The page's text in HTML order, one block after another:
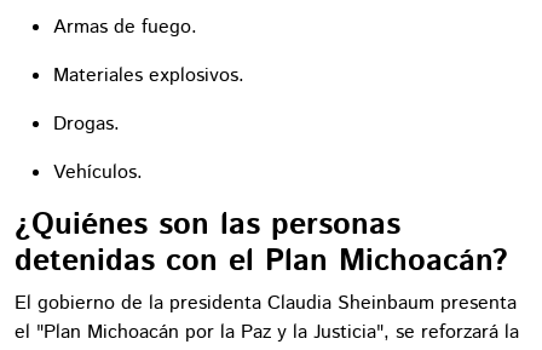
Armas de fuego.
Materiales explosivos.
Drogas.
Vehículos.
¿Quiénes son las personas
detenidas con el Plan Michoacán?
El gobierno de la presidenta Claudia Sheinbaum presenta
el "Plan Michoacán por la Paz y la Justicia", se reforzará la